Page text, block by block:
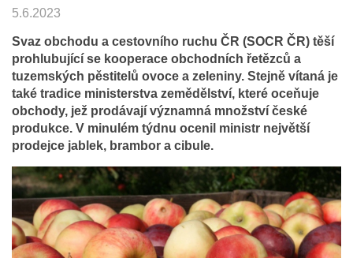
5.6.2023
Svaz obchodu a cestovního ruchu ČR (SOCR ČR) těší
prohlubující se kooperace obchodních řetězců a
tuzemských pěstitelů ovoce a zeleniny. Stejně vítaná je
také tradice ministerstva zemědělství, které oceňuje
obchody, jež prodávají významná množství české
produkce. V minulém týdnu ocenil ministr největší
prodejce jablek, brambor a cibule.